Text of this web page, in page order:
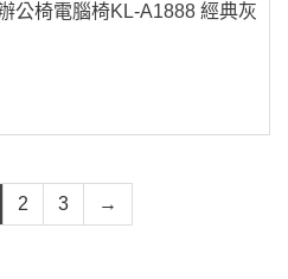
公椅電腦椅KL-A1888 經典灰
2 3 →